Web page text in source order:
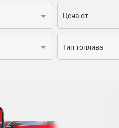
Тип топлива